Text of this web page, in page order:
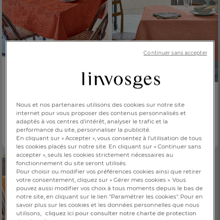
FR DE
AT
BE
CH
Dès 59,00 €
8 coloris
Nappe
À Cheverny
Dès 89,00 €
4 coloris
Nous et nos partenaires utilisons des cookies sur notre site
internet pour vous proposer des contenus personnalisés et
adaptés à vos centres d’intérêt, analyser le trafic et la
performance du site, personnaliser la publicité.
En cliquant sur « Accepter », vous consentez à l'utilisation de tous
les cookies placés sur notre site. En cliquant sur « Continuer sans
accepter », seuls les cookies strictement nécessaires au
fonctionnement du site seront utilisés.
Pour choisir ou modifier vos préférences cookies ainsi que retirer
votre consentement, cliquez sur « Gérer mes cookies ». Vous
pouvez aussi modifier vos choix à tous moments depuis le bas de
notre site, en cliquant sur le lien "Paramétrer les cookies". Pour en
savoir plus sur les cookies et les données personnelles que nous
utilisons,
cliquez ici pour consulter notre charte de protection
Continuer sans accepter